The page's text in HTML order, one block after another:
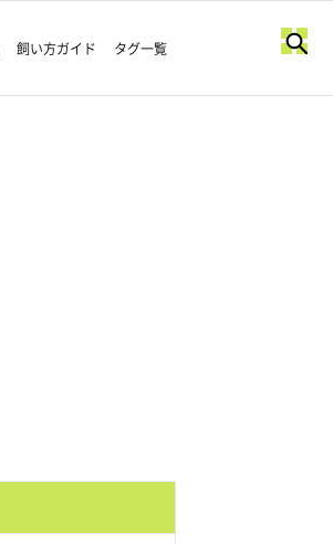
飼い方ガイド タグ一覧